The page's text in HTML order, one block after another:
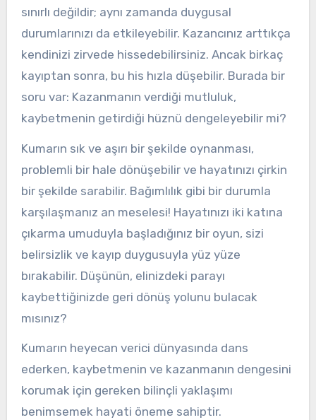
sınırlı değildir; aynı zamanda duygusal
durumlarınızı da etkileyebilir. Kazancınız arttıkça
kendinizi zirvede hissedebilirsiniz. Ancak birkaç
kayıptan sonra, bu his hızla düşebilir. Burada bir
soru var: Kazanmanın verdiği mutluluk,
kaybetmenin getirdiği hüznü dengeleyebilir mi?
Kumarın sık ve aşırı bir şekilde oynanması,
problemli bir hale dönüşebilir ve hayatınızı çirkin
bir şekilde sarabilir. Bağımlılık gibi bir durumla
karşılaşmanız an meselesi! Hayatınızı iki katına
çıkarma umuduyla başladığınız bir oyun, sizi
belirsizlik ve kayıp duygusuyla yüz yüze
bırakabilir. Düşünün, elinizdeki parayı
kaybettiğinizde geri dönüş yolunu bulacak
mısınız?
Kumarın heyecan verici dünyasında dans
ederken, kaybetmenin ve kazanmanın dengesini
korumak için gereken bilinçli yaklaşımı
benimsemek hayati öneme sahiptir.